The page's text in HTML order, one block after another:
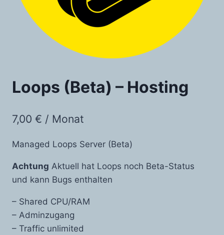
Loops (Beta) – Hosting
7,00 € / Monat
Managed Loops Server (Beta)
Achtung Aktuell hat Loops noch Beta-Status
und kann Bugs enthalten
– Shared CPU/RAM
– Adminzugang
– Traffic unlimited